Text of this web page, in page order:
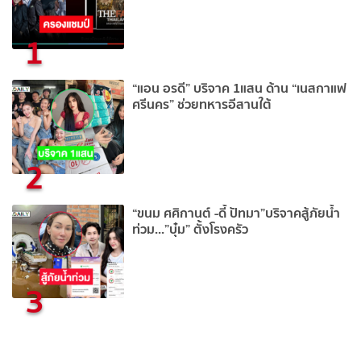
1
2
“แอน อรดี” บริจาค 1แสน ด้าน “เนสกาแฟ
ศรีนคร” ช่วยทหารอีสานใต้
3
“ขนม ศศิกานต์ -ดี้ ปัทมา”บริจาคสู้ภัยน้ำ
ท่วม...”บุ๋ม” ตั้งโรงครัว